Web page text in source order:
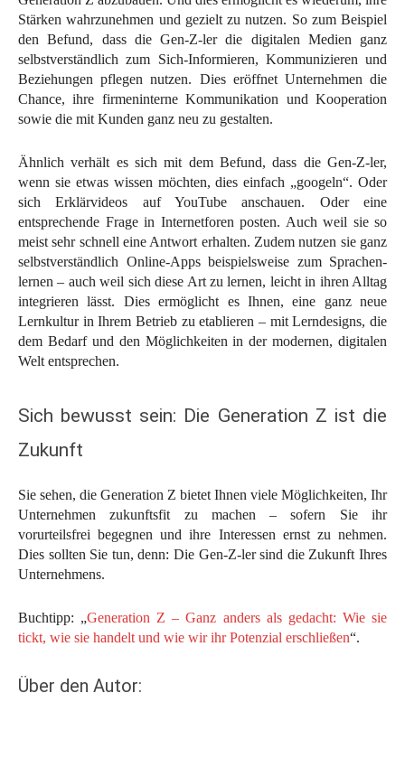
Stärken wahrzunehmen und gezielt zu nutzen. So zum Beispiel
den Befund, dass die Gen-Z-ler die digitalen Medien ganz
selbstverständlich zum Sich-Informieren, Kommunizieren und
Beziehungen pflegen nutzen. Dies eröffnet Unternehmen die
Chance, ihre firmeninterne Kommunikation und Kooperation
sowie die mit Kunden ganz neu zu gestalten.
Ähnlich verhält es sich mit dem Befund, dass die Gen-Z-ler,
wenn sie etwas wissen möchten, dies einfach „googeln“. Oder
sich Erklärvideos auf YouTube anschauen. Oder eine
entsprechende Frage in Internetforen posten. Auch weil sie so
meist sehr schnell eine Antwort erhalten. Zudem nutzen sie ganz
selbstverständlich Online-Apps beispielsweise zum Sprachen-
lernen – auch weil sich diese Art zu lernen, leicht in ihren Alltag
integrieren lässt. Dies ermöglicht es Ihnen, eine ganz neue
Lernkultur in Ihrem Betrieb zu etablieren – mit Lerndesigns, die
dem Bedarf und den Möglichkeiten in der modernen, digitalen
Welt entsprechen.
Sich bewusst sein: Die Generation Z ist die
Zukunft
Sie sehen, die Generation Z bietet Ihnen viele Möglichkeiten, Ihr
Unternehmen zukunftsfit zu machen – sofern Sie ihr
vorurteilsfrei begegnen und ihre Interessen ernst zu nehmen.
Dies sollten Sie tun, denn: Die Gen-Z-ler sind die Zukunft Ihres
Unternehmens.
Buchtipp: „Generation Z – Ganz anders als gedacht: Wie sie
tickt, wie sie handelt und wie wir ihr Potenzial erschließen“.
Über den Autor: